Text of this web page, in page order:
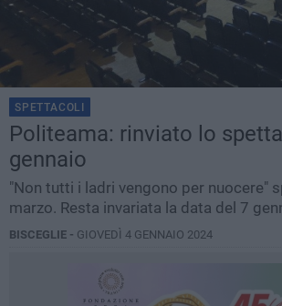
SPETTACOLI
Politeama: rinviato lo
gennaio
"Non tutti i ladri vengono per nuocere"
marzo. Resta invariata la data del 7
BISCEGLIE - GIOVEDÌ 4 GENNAIO 2024